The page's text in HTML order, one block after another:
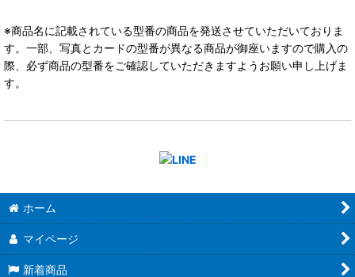
※商品名に記載されている型番の商品を発送させていただいておりま
す。一部、写真とカードの型番が異なる商品が御座いますので購入の
際、必ず商品の型番をご確認していただきますようお願い申し上げま
す。
ホーム
マイページ
新着商品